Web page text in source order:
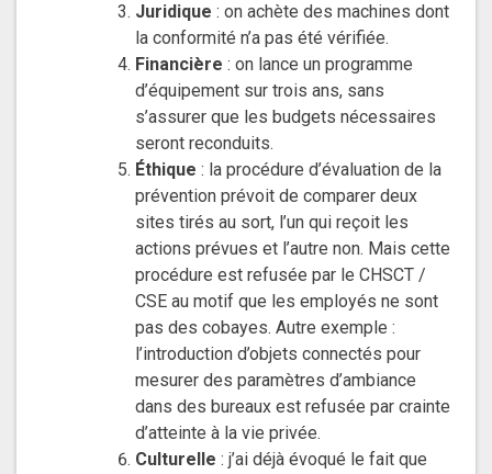
Juridique : on achète des machines dont
la conformité n’a pas été vérifiée.
Financière : on lance un programme
d’équipement sur trois ans, sans
s’assurer que les budgets nécessaires
seront reconduits.
Éthique : la procédure d’évaluation de la
prévention prévoit de comparer deux
sites tirés au sort, l’un qui reçoit les
actions prévues et l’autre non. Mais cette
procédure est refusée par le CHSCT /
CSE au motif que les employés ne sont
pas des cobayes. Autre exemple :
l’introduction d’objets connectés pour
mesurer des paramètres d’ambiance
dans des bureaux est refusée par crainte
d’atteinte à la vie privée.
Culturelle : j’ai déjà évoqué le fait que